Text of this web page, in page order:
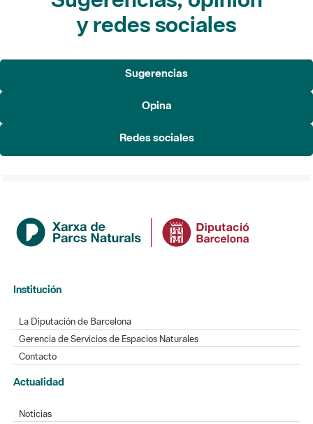
y redes sociales
Sugerencias
Opina
Redes sociales
Institución
La Diputación de Barcelona
Gerencia de Servicios de Espacios Naturales
Contacto
Actualidad
Noticias